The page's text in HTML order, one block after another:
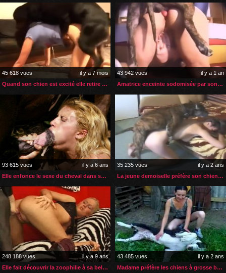
45 618 vues
il y a 7 mois
Quand son chien est excité elle retire sa petite culotte
43 942 vues
il y a 1 an
Amatrice enceinte sodomisée par son chien
93 615 vues
il y a 6 ans
Elle enfonce le sexe du cheval dans son cul puis dans sa gorge
35 235 vues
il y a 2 ans
La jeune demoiselle préfère son chien à la masturbation
248 188 vues
il y a 9 ans
Elle fait découvrir la zoophilie à sa belle mère
43 485 vues
il y a 2 ans
Madame préfère les chiens à grosse bite pour la levrette